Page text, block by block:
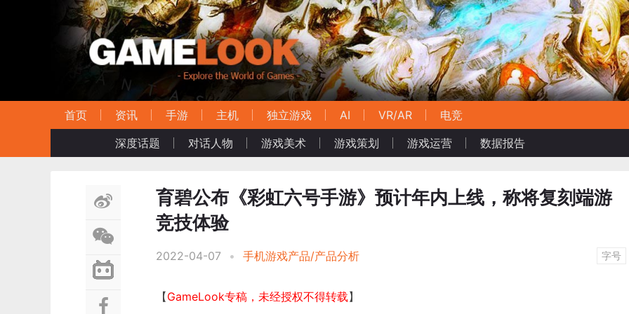
首页 资讯 手游 主机 独立游戏 AI VR/AR
电竞
深度话题
对话人物 游戏美术 游戏策划 游戏运营 数据报告
育碧公布《彩虹六号手游》预计年内上线，称将复刻端游
竞技体验
2022-04-07 • 手机游戏产品/产品分析 字号
【GameLook专稿，未经授权不得转载】